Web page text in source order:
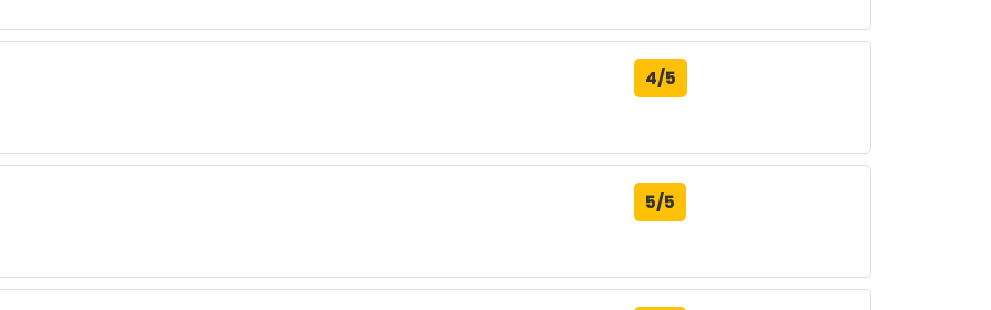
4/5
5/5